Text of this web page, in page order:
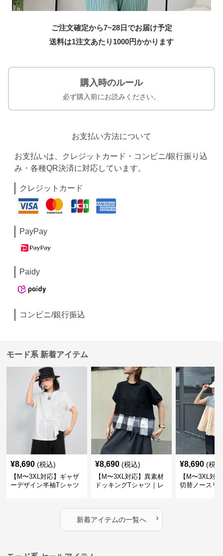
ご注文確定から7~28日でお届け予定
送料は1注文あたり 1000円かかります
購入時のルール
必ず購入前にお読みください。
お支払い方法について
お支払いは、クレジットカード・コンビニ/銀行振り込
み・各種QR決済に対応しています。
クレジットカード
PayPay
Paidy
コンビニ/銀行振込
モード系 新着アイテム
¥8,690 (税込)
【M〜3XL対応】ギャザ
ーデザイン半袖Tシャツ
¥8,690 (税込)
【M〜3XL対応】異素材
ドッキングTシャツ｜レ
カバー・大人モード
¥8,690 (税
【M〜3XL対
切替ノースリ
新着アイテムの一覧へ ›